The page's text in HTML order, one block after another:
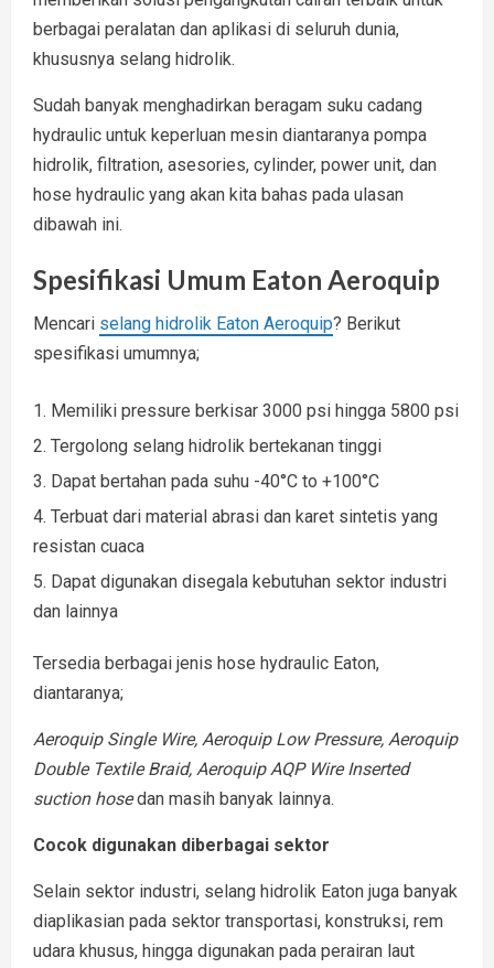
berbagai peralatan dan aplikasi di seluruh dunia,
khususnya selang hidrolik.
Sudah banyak menghadirkan beragam suku cadang
hydraulic untuk keperluan mesin diantaranya pompa
hidrolik, filtration, asesories, cylinder, power unit, dan
hose hydraulic yang akan kita bahas pada ulasan
dibawah ini.
Spesifikasi Umum Eaton Aeroquip
Mencari selang hidrolik Eaton Aeroquip? Berikut
spesifikasi umumnya;
Memiliki pressure berkisar 3000 psi hingga 5800 psi
Tergolong selang hidrolik bertekanan tinggi
Dapat bertahan pada suhu -40°C to +100°C
Terbuat dari material abrasi dan karet sintetis yang
resistan cuaca
Dapat digunakan disegala kebutuhan sektor industri
dan lainnya
Tersedia berbagai jenis hose hydraulic Eaton,
diantaranya;
Aeroquip Single Wire, Aeroquip Low Pressure, Aeroquip
Double Textile Braid, Aeroquip AQP Wire Inserted
suction hosedan masih banyak lainnya.
Cocok digunakan diberbagai sektor
Selain sektor industri, selang hidrolik Eaton juga banyak
diaplikasian pada sektor transportasi, konstruksi, rem
udara khusus, hingga digunakan pada perairan laut